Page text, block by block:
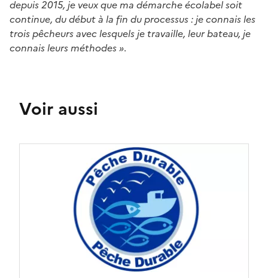
depuis 2015, je veux que ma démarche écolabel soit
continue, du début à la fin du processus : je connais les
trois pêcheurs avec lesquels je travaille, leur bateau, je
connais leurs méthodes ».
Voir aussi